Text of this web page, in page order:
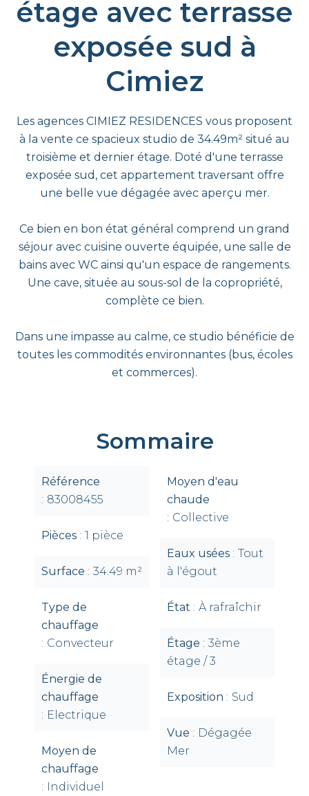
étage avec terrasse
exposée sud à
Cimiez
Les agences CIMIEZ RESIDENCES vous proposent
à la vente ce spacieux studio de 34.49m² situé au
troisième et dernier étage. Doté d'une terrasse
exposée sud, cet appartement traversant offre
une belle vue dégagée avec aperçu mer.
Ce bien en bon état général comprend un grand
séjour avec cuisine ouverte équipée, une salle de
bains avec WC ainsi qu'un espace de rangements.
Une cave, située au sous-sol de la copropriété,
complète ce bien.
Dans une impasse au calme, ce studio bénéficie de
toutes les commodités environnantes (bus, écoles
et commerces).
Sommaire
Référence
83008455
Pièces 1 pièce
Surface 34.49 m²
Type de
chauffage
Convecteur
Énergie de
chauffage
Electrique
Moyen de
chauffage
Individuel
Moyen d'eau
chaude
Collective
Eaux usées
Tout
à l'égout
État À rafraîchir
Étage
3ème
étage / 3
Exposition Sud
Vue
Dégagée
Mer